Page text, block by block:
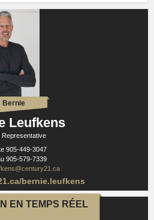
Bernie
Leufkens
Representative
905-449-3047
905-579-7339
bernie.leufkens
EN TEMPS RÉEL